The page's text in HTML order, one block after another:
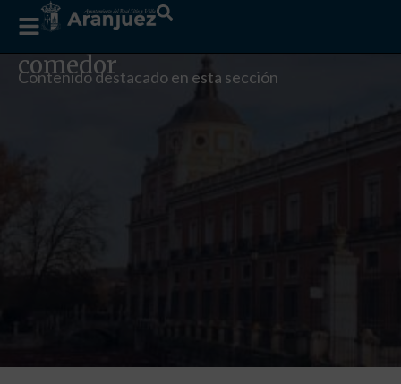
comedor
Contenido destacado en esta sección